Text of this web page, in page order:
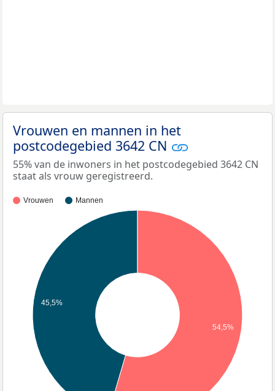
Vrouwen en mannen in het
postcodegebied 3642 CN
55% van de inwoners in het postcodegebied 3642 CN
staat als vrouw geregistreerd.
Vrouwen Mannen
45,5%
54,5%